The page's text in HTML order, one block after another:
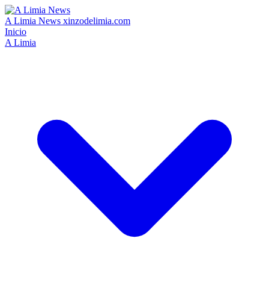
A Limia News xinzodelimia.com
Inicio
A Limia